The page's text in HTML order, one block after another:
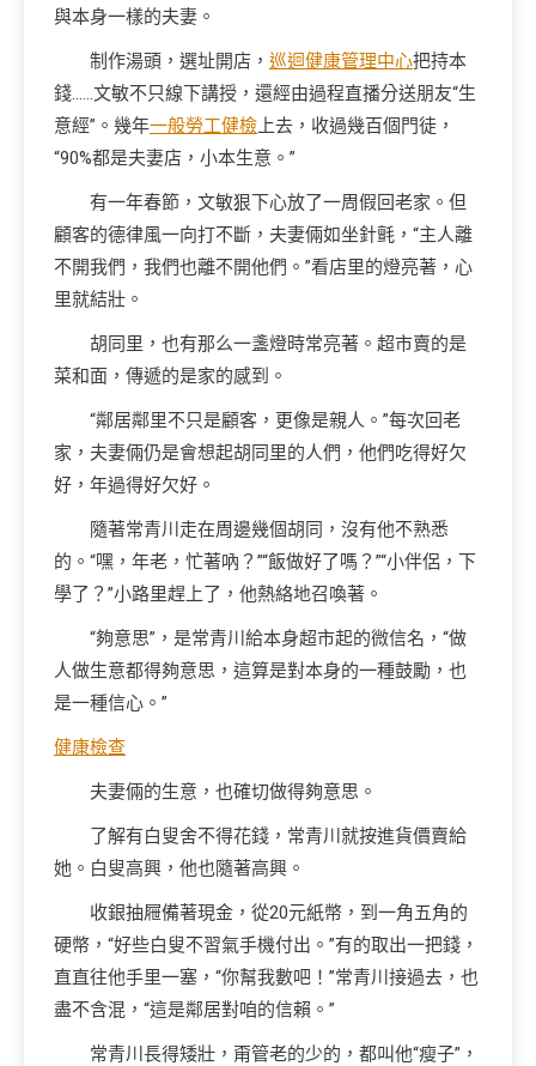
與本身一樣的夫妻。
制作湯頭，選址開店， 巡迴健康管理中心把持本
錢……文敏不只線下講授，還經由過程直播分送朋友“生
意經”。幾年一般勞工健檢 上去，收過幾百個門徒，
“90%都是夫妻店，小本生意。”
有一年春節，文敏狠下心放了一周假回老家。但
顧客的德律風一向打不斷，夫妻倆如坐針氈，“主人離
不開我們，我們也離不開他們。”看店里的燈亮著，心
里就結壯。
胡同里，也有那么一盞燈時常亮著。超市賣的是
菜和面，傳遞的是家的感到。
“鄰居鄰里不只是顧客，更像是親人。”每次回老
家，夫妻倆仍是會想起胡同里的人們，他們吃得好欠
好，年過得好欠好。
隨著常青川走在周邊幾個胡同，沒有他不熟悉
的。“嘿，年老，忙著吶？”“飯做好了嗎？”“小伴侶，下
學了？”小路里趕上了，他熱絡地召喚著。
“夠意思”，是常青川給本身超市起的微信名，“做
人做生意都得夠意思，這算是對本身的一種鼓勵，也
是一種信心。”
健康檢查
夫妻倆的生意，也確切做得夠意思。
了解有白叟舍不得花錢，常青川就按進貨價賣給
她。白叟高興，他也隨著高興。
收銀抽屜備著現金，從20元紙幣，到一角五角的
硬幣，“好些白叟不習氣手機付出。”有的取出一把錢，
直直往他手里一塞，“你幫我數吧！”常青川接過去，也
盡不含混，“這是鄰居對咱的信賴。”
常青川長得矮壯，甭管老的少的，都叫他“瘦子”，